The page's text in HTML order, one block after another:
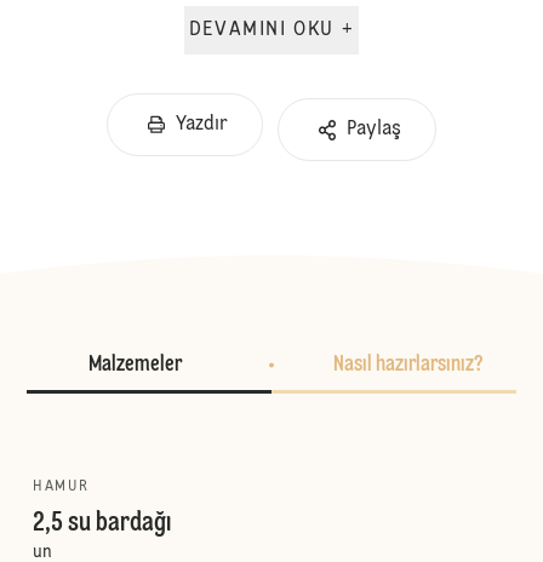
DEVAMINI OKU +
Yazdır Paylaş
Malzemeler Nasıl hazırlarsınız?
HAMUR
2,5 su bardağı
un